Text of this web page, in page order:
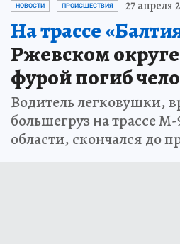
НОВОСТИ ПРОИСШЕСТВИЯ 27 апреля
На трассе
Ржевском
фурой погиб
Водитель легковушки,
большегруз на трассе
области, скончался до